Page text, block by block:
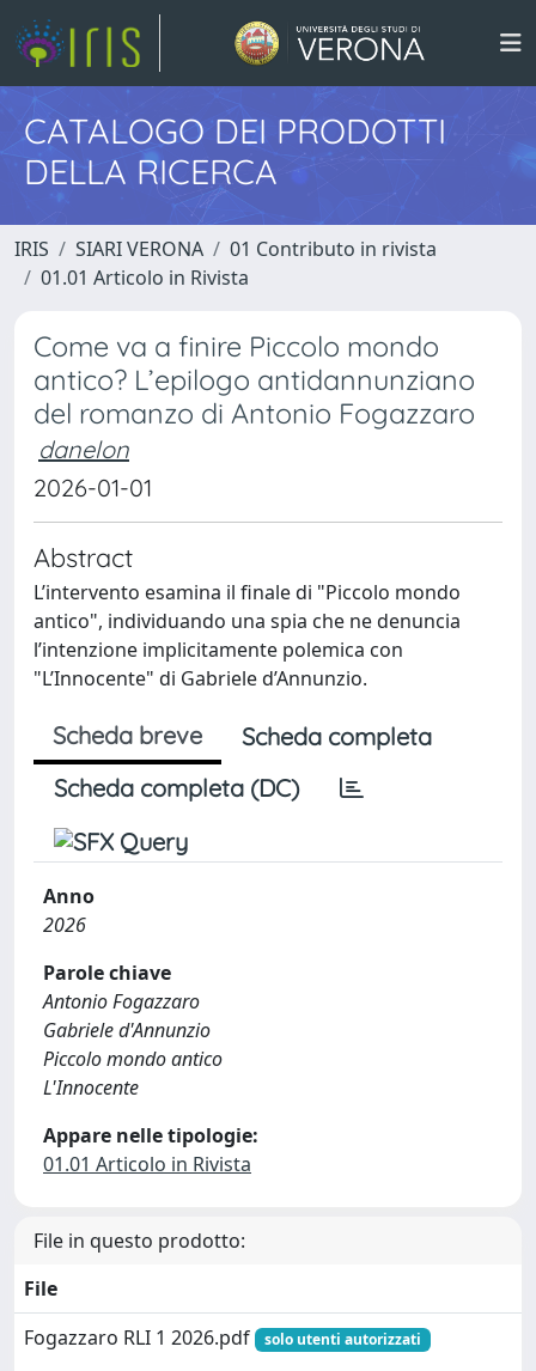
CATALOGO DEI PRODOTTI
DELLA RICERCA
IRIS SIARI VERONA
01 Contributo in rivista
01.01 Articolo in Rivista
Come va a finire Piccolo mondo
antico? L’epilogo antidannunziano
del romanzo di Antonio Fogazzaro
danelon
2026-01-01
Abstract
L’intervento esamina il finale di "Piccolo mondo
antico", individuando una spia che ne denuncia
l’intenzione implicitamente polemica con
"L’Innocente" di Gabriele d’Annunzio.
Scheda breve
Scheda completa
Scheda completa (DC)
Anno
2026
Parole chiave
Antonio Fogazzaro
Gabriele d'Annunzio
Piccolo mondo antico
L'Innocente
Appare nelle tipologie:
01.01 Articolo in Rivista
File in questo prodotto:
File
Fogazzaro RLI 1 2026.pdf
solo utenti autorizzati